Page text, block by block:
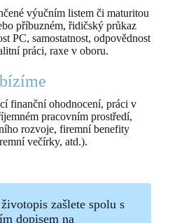
výučním listem či maturitou
příbuzném, řidičský průkaz
PC, samostatnost, odpovědnost
práci, raxe v oboru.
finanční ohodnocení, práci v
pracovním prostředí,
rozvoje, firemní benefity
večírky, atd.).
zašlete spolu s
dopisem na